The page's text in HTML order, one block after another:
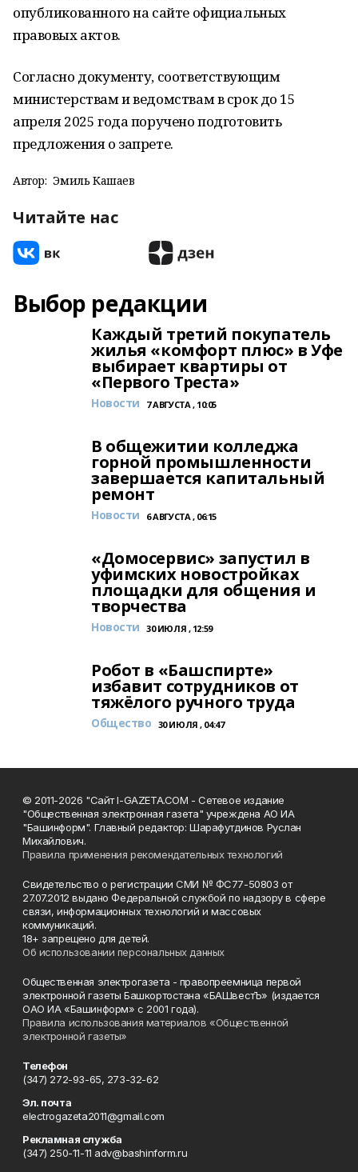
опубликованного на сайте официальных
правовых актов.
Согласно документу, соответствующим
министерствам и ведомствам в срок до 15
апреля 2025 года поручено подготовить
предложения о запрете.
Автор: Эмиль Кашаев
Читайте нас
Выбор редакции
Каждый третий покупатель
жилья «комфорт плюс» в Уфе
выбирает квартиры от
«Первого Треста»
Новости 7 АВГУСТА , 10:05
В общежитии колледжа
горной промышленности
завершается капитальный
ремонт
Новости 6 АВГУСТА , 06:15
«Домосервис» запустил в
уфимских новостройках
площадки для общения и
творчества
Новости 30 ИЮЛЯ , 12:59
Робот в «Башспирте»
избавит сотрудников от
тяжёлого ручного труда
Общество 30 ИЮЛЯ , 04:47
© 2011-2026 "Сайт I-GAZETA.COM - Сетевое издание
"Общественная электронная газета" учреждена АО ИА
"Башинформ". Главный редактор: Шарафутдинов Руслан
Михайлович.
Правила применения рекомендательных технологий
Свидетельство о регистрации СМИ № ФС77-50803 от
27.07.2012 выдано Федеральной службой по надзору в сфере
связи, информационных технологий и массовых
коммуникаций.
18+ запрещено для детей.
Об использовании персональных данных
Общественная электрогазета - правопреемница первой
электронной газеты Башкортостана «БАШвестЪ» (издается
ОАО ИА «Башинформ» с 2001 года).
Правила использования материалов «Общественной
электронной газеты»
Телефон
(347) 272-93-65, 273-32-62
Эл. почта
electrogazeta2011@gmail.com
Рекламная служба
(347) 250-11-11 adv@bashinform.ru